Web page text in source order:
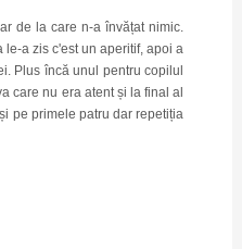
de la care n-a învățat nimic.
le-a zis c'est un aperitif, apoi a
Plus încă unul pentru copilul
care nu era atent și la final al
pe primele patru dar repetiția